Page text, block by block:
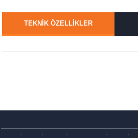
TEKNİK ÖZELLİKLER